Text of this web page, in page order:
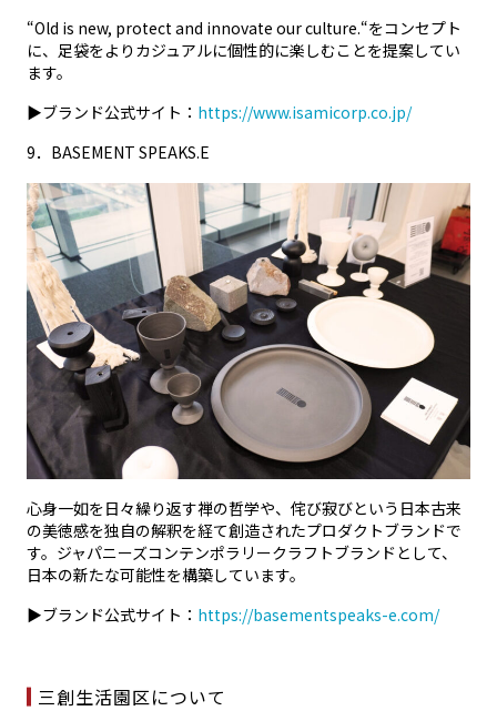
“Old is new, protect and innovate our culture.“をコンセプト
に、足袋をよりカジュアルに個性的に楽しむことを提案してい
ます。
▶ブランド公式サイト： https://www.isamicorp.co.jp/
9． BASEMENT SPEAKS.E
心身一如を日々繰り返す禅の哲学や、侘び寂びという日本古来
の美徳感を独自の解釈を経て創造されたプロダクトブランドで
す。ジャパニーズコンテンポラリークラフトブランドとして、
日本の新たな可能性を構築しています。
▶ブランド公式サイト： https://basementspeaks-e.com/
三創生活園区について